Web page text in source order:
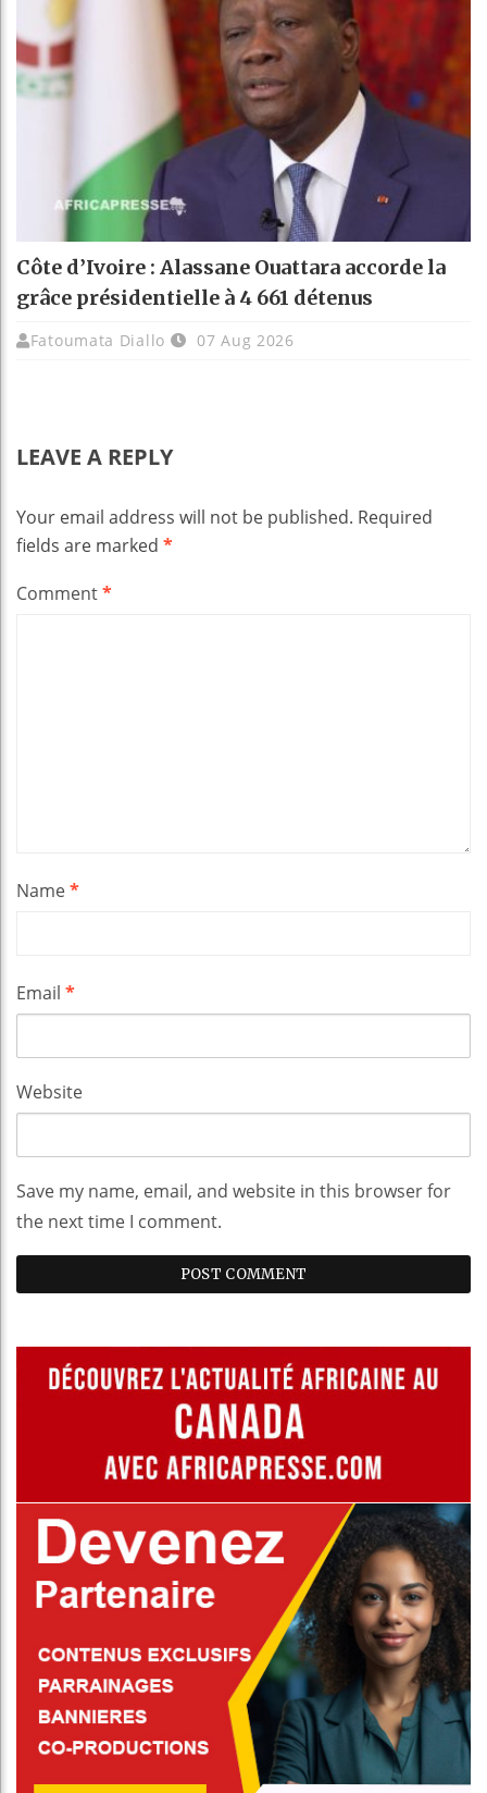
Côte d’Ivoire : Alassane Ouattara accorde la
grâce présidentielle à 4 661 détenus
Fatoumata Diallo 07 Aug 2026
LEAVE A REPLY
Your email address will not be published. Required
fields are marked *
Comment*
Name*
Email *
Website
Save my name, email, and website in this browser for
the next time I comment.